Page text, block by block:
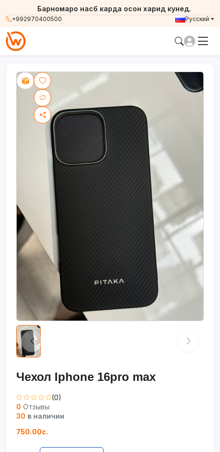
+992970400500
Барномаро насб карда осон харид кунед.
Русский
Чехол Iphone 16pro max
(0)
0 Отзывы
30 в наличии
750.00с.